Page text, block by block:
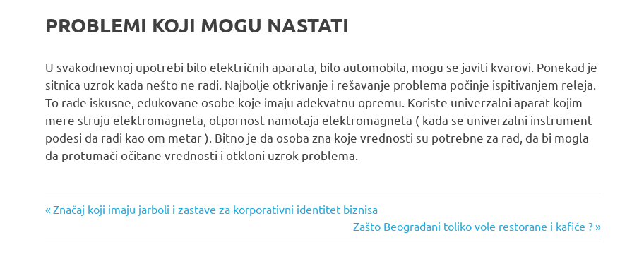
PROBLEMI KOJI MOGU NASTATI
U svakodnevnoj upotrebi bilo električnih aparata, bilo automobila, mogu se javiti kvarovi. Ponekad je
sitnica uzrok kada nešto ne radi. Najbolje otkrivanje i rešavanje problema počinje ispitivanjem releja.
To rade iskusne, edukovane osobe koje imaju adekvatnu opremu. Koriste univerzalni aparat kojim
mere struju elektromagneta, otpornost namotaja elektromagneta ( kada se univerzalni instrument
podesi da radi kao om metar ). Bitno je da osoba zna koje vrednosti su potrebne za rad, da bi mogla
da protumači očitane vrednosti i otkloni uzrok problema.
Кретање
чланка
Previous
Značaj koji imaju jarboli i zastave za korporativni identitet biznisa
Next
Post:
Zašto Beograđani toliko vole restorane i kafiće ?